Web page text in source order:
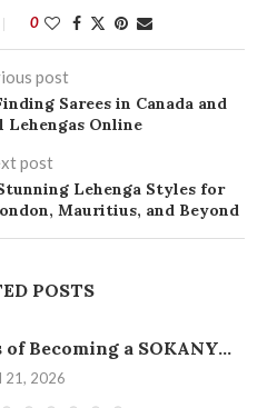
0
post
Sarees in Canada and
Lehengas Online
post
Lehenga Styles for
Mauritius, and Beyond
POSTS
Becoming a SOKANY...
21, 2026